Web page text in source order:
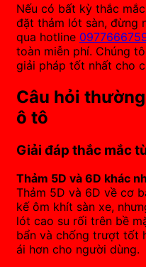
Nếu có bất kỳ thắc
đặt thảm lót sàn, đừng
qua hotline
toàn miễn phí. Chúng
giải pháp tốt nhất cho
Câu hỏi
ô tô
Giải đáp thắc mắc
Thảm 5D và 6D khác
Thảm 5D và 6D về cơ
kế ôm khít sàn xe,
lót cao su rối trên bề
bẩn và chống trượt tốt
ái hơn cho người dùng.